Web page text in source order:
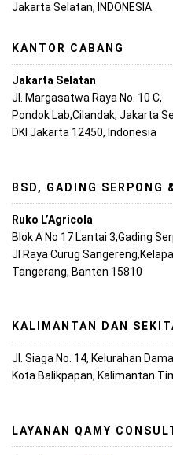
Jakarta Selatan, INDONESIA
KANTOR CABANG
Jakarta Selatan
Jl. Margasatwa Raya No. 10 C,
Pondok Lab,Cilandak, Jakarta
DKI Jakarta 12450, Indonesia
BSD, GADING SERPONG
Ruko L’Agricola
Blok A No 17 Lantai 3,Gading
Jl Raya Curug
Tangerang, Banten 15810
KALIMANTAN DAN
Jl. Siaga No. 14, Kelurahan
Kota Balikpapan, Kalimantan
LAYANAN QAMY